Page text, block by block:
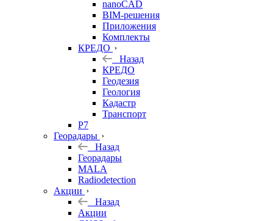
nanoCAD
BIM-решения
Приложения
Комплекты
КРЕДО
Назад
КРЕДО
Геодезия
Геология
Кадастр
Транспорт
Р7
Георадары
Назад
Георадары
MALA
Radiodetection
Акции
Назад
Акции